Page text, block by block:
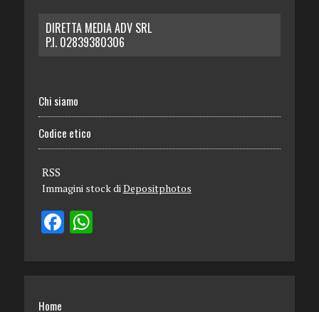
DIRETTA MEDIA ADV SRL
P.I. 02839380306
Chi siamo
Codice etico
RSS
Immagini stock di Depositphotos
Home